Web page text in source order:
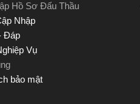
Hồ Sơ Đấu Thầu
Nhập
Đáp
Vụ
bảo mật